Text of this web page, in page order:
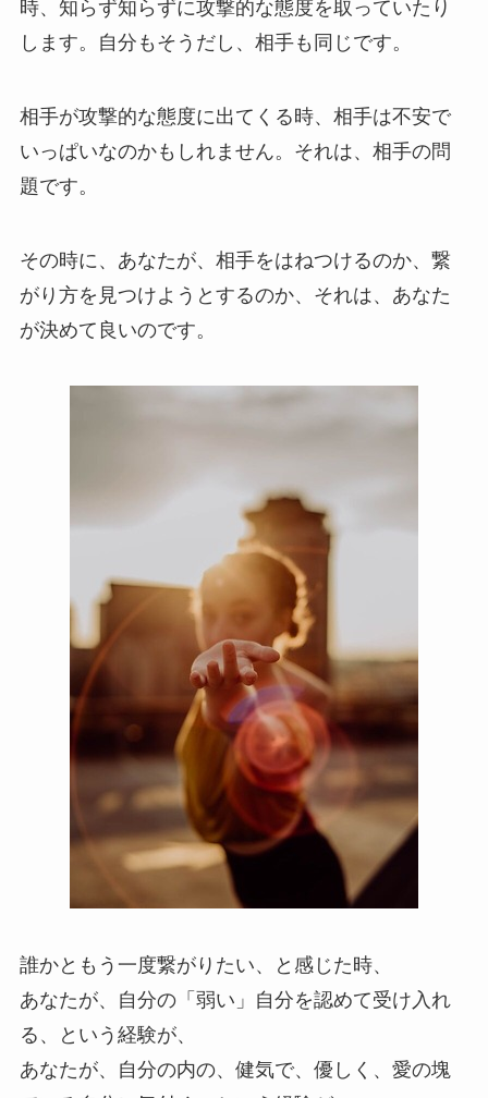
時、知らず知らずに攻撃的な態度を取っていたり
します。自分もそうだし、相手も同じです。
相手が攻撃的な態度に出てくる時、相手は不安で
いっぱいなのかもしれません。それは、相手の問
題です。
その時に、あなたが、相手をはねつけるのか、繋
がり方を見つけようとするのか、それは、あなた
が決めて良いのです。
誰かともう一度繋がりたい、と感じた時、
あなたが、自分の「弱い」自分を認めて受け入れ
る、という経験が、
あなたが、自分の内の、健気で、優しく、愛の塊